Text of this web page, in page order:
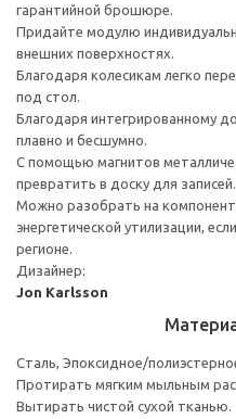
гарантийной брошюре.
Придайте модулю
внешних поверхностях.
Благодаря колесикам легко
под стол.
Благодаря интегрированному
плавно и бесшумно.
С помощью магнитов
превратить в доску для записей.
Можно разобрать на
энергетической утилизации,
регионе.
Дизайнер:
Jon Karlsson
Сталь, Эпоксидное/
Протирать мягким мыльным
Вытирать чистой сухой тканью.